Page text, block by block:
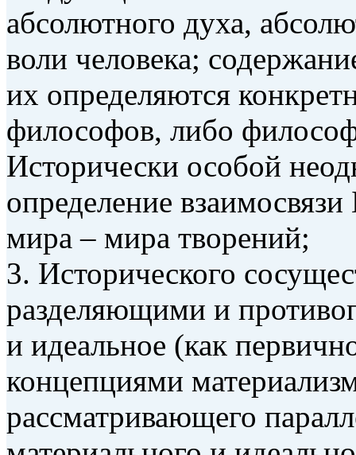
абсолютного духа,
воли человека;
их определяются
философов, либо
Исторически особой
определение
мира – мира творений;
3. Исторического
разделяющими и
и идеальное (как
концепциями
рассматривающего